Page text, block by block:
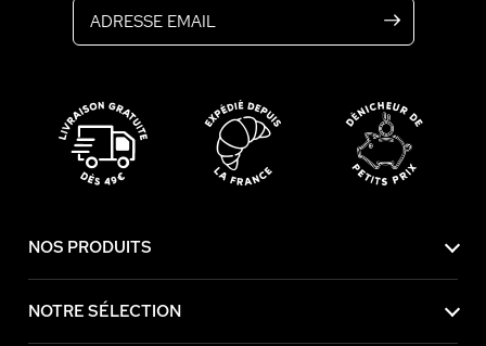
NOS PRODUITS
NOTRE SÉLECTION